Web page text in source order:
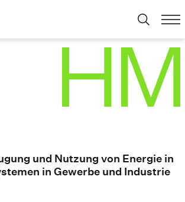
und Nutzung von Energie in
in Gewerbe und Industrie